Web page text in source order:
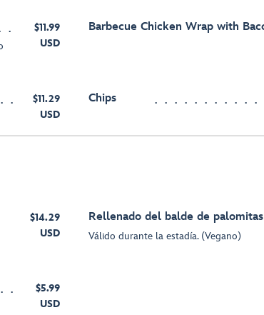
$11.99
USD
Barbecue Chicken Wrap with
$11.29
USD
Chips
$14.29
USD
Rellenado del balde de
Válido durante la estadía. (Vegano)
$5.99
USD